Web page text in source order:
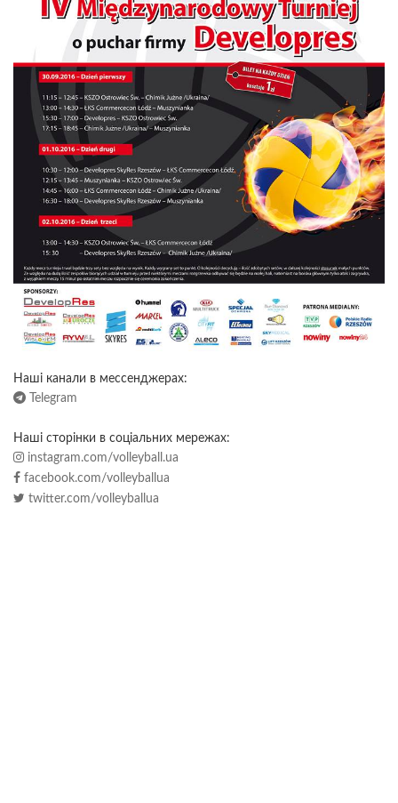
Наші канали в мессенджерах:
Telegram
Наші сторінки в соціальних мережах:
instagram.com/volleyball.ua
facebook.com/volleyballua
twitter.com/volleyballua